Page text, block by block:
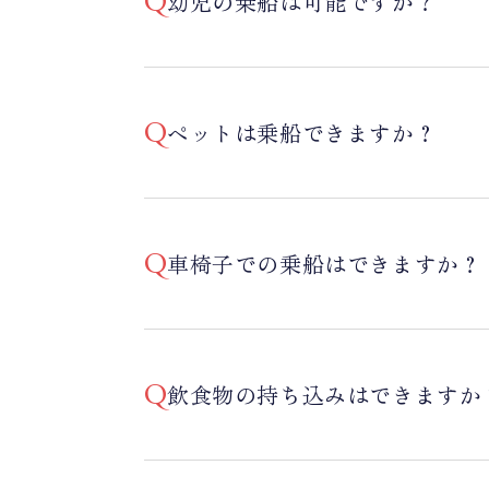
ペットは乗船できますか？
車椅子での乗船はできますか？
飲食物の持ち込みはできますか